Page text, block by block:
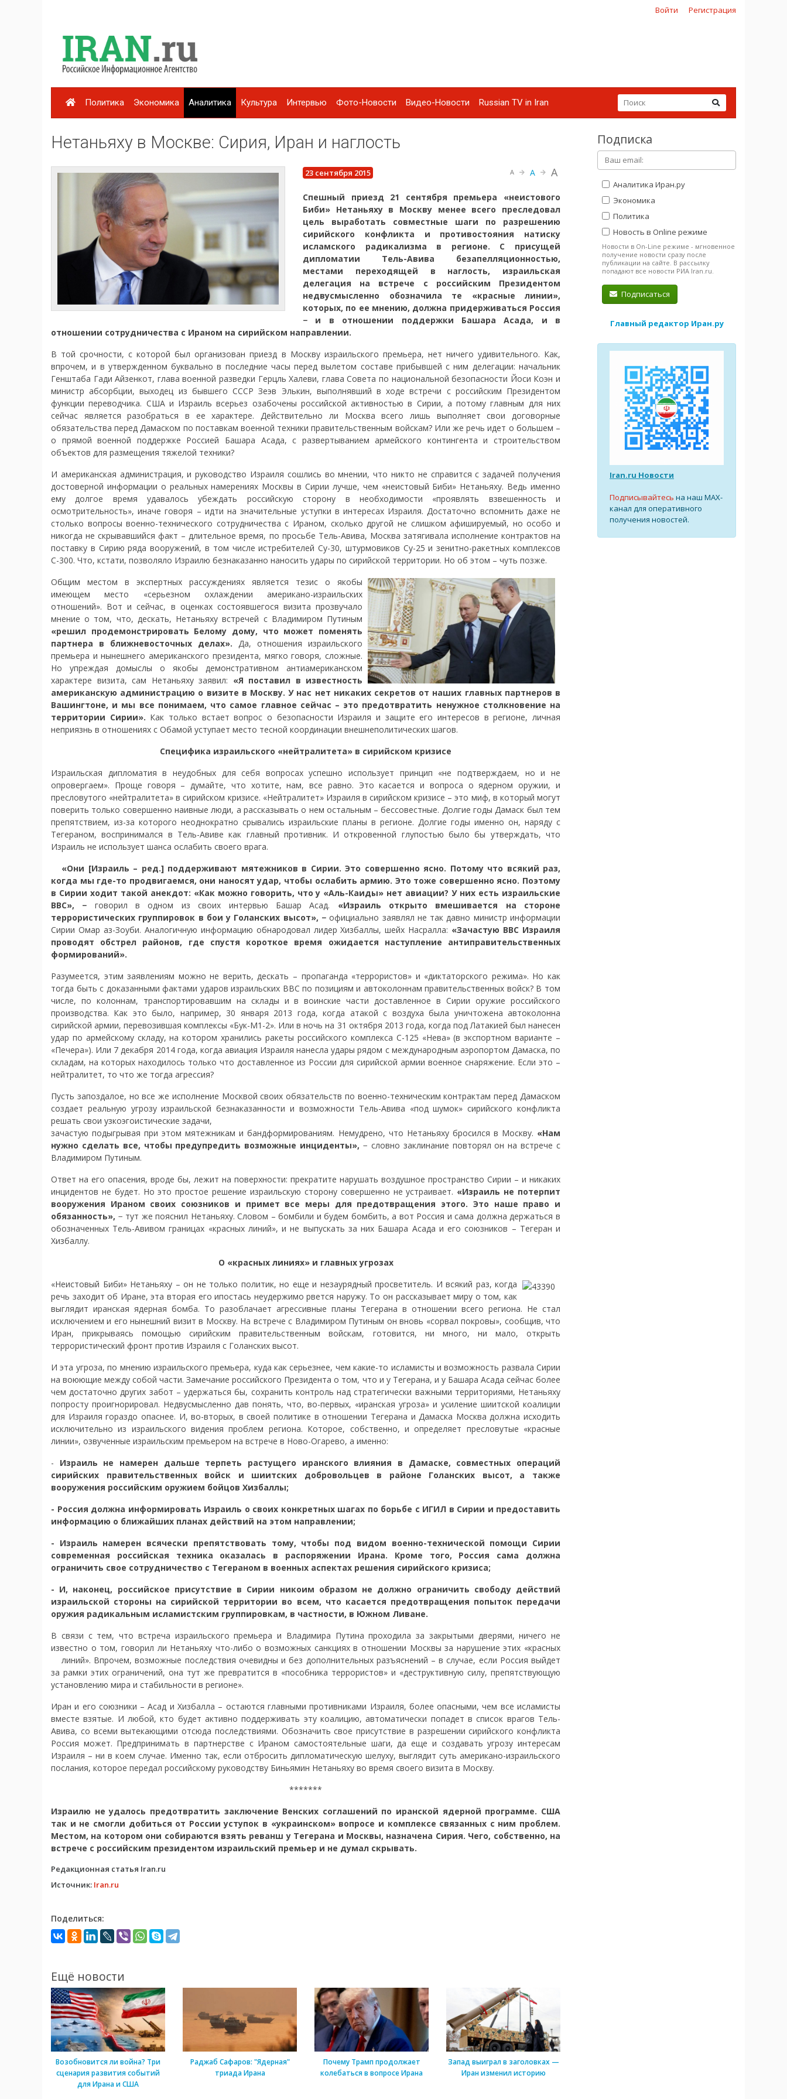
Войти Регистрация
Политика Экономика Аналитика Культура Интервью Фото-Новости Видео-Новости Russian TV in Iran
Нетаньяху в Москве: Сирия, Иран и наглость
23 сентября 2015 A A A
Спешный приезд 21 сентября премьера «неистового
Биби» Нетаньяху в Москву менее всего преследовал
цель выработать совместные шаги по разрешению
сирийского конфликта и противостояния натиску
исламского радикализма в регионе. С присущей
дипломатии Тель-Авива безапелляционностью,
местами переходящей в наглость, израильская
делегация на встрече с российским Президентом
недвусмысленно обозначила те «красные линии»,
которых, по ее мнению, должна придерживаться Россия
− и в отношении поддержки Башара Асада, и в
отношении сотрудничества с Ираном на сирийском направлении.
В той срочности, с которой был организован приезд в Москву израильского премьера, нет ничего удивительного. Как,
впрочем, и в утвержденном буквально в последние часы перед вылетом составе прибывшей с ним делегации: начальник
Генштаба Гади Айзенкот, глава военной разведки Герцль Халеви, глава Совета по национальной безопасности Йоси Коэн и
министр абсорбции, выходец из бывшего СССР Зеэв Элькин, выполнявший в ходе встречи с российским Президентом
функции переводчика. США и Израиль всерьез озабочены российской активностью в Сирии, а потому главным для них
сейчас является разобраться в ее характере. Действительно ли Москва всего лишь выполняет свои договорные
обязательства перед Дамаском по поставкам военной техники правительственным войскам? Или же речь идет о большем –
о прямой военной поддержке Россией Башара Асада, с развертыванием армейского контингента и строительством
объектов для размещения тяжелой техники?
И американская администрация, и руководство Израиля сошлись во мнении, что никто не справится с задачей получения
достоверной информации о реальных намерениях Москвы в Сирии лучше, чем «неистовый Биби» Нетаньяху. Ведь именно
ему долгое время удавалось убеждать российскую сторону в необходимости «проявлять взвешенность и
осмотрительность», иначе говоря – идти на значительные уступки в интересах Израиля. Достаточно вспомнить даже не
столько вопросы военно-технического сотрудничества с Ираном, сколько другой не слишком афишируемый, но особо и
никогда не скрывавшийся факт – длительное время, по просьбе Тель-Авива, Москва затягивала исполнение контрактов на
поставку в Сирию ряда вооружений, в том числе истребителей Су-30, штурмовиков Су-25 и зенитно-ракетных комплексов
С-300. Что, кстати, позволяло Израилю безнаказанно наносить удары по сирийской территории. Но об этом – чуть позже.
Общим местом в экспертных рассуждениях является тезис о якобы
имеющем место «серьезном охлаждении американо-израильских
отношений». Вот и сейчас, в оценках состоявшегося визита прозвучало
мнение о том, что, дескать, Нетаньяху встречей с Владимиром Путиным
«решил продемонстрировать Белому дому, что может поменять
партнера в ближневосточных делах». Да, отношения израильского
премьера и нынешнего американского президента, мягко говоря, сложные.
Но упреждая домыслы о якобы демонстративном антиамериканском
характере визита, сам Нетаньяху заявил: «Я поставил в известность
американскую администрацию о визите в Москву. У нас нет никаких секретов от наших главных партнеров в
Вашингтоне, и мы все понимаем, что самое главное сейчас – это предотвратить ненужное столкновение на
территории Сирии». Как только встает вопрос о безопасности Израиля и защите его интересов в регионе, личная
неприязнь в отношениях с Обамой уступает место тесной координации внешнеполитических шагов.
Специфика израильского «нейтралитета» в сирийском кризисе
Израильская дипломатия в неудобных для себя вопросах успешно использует принцип «не подтверждаем, но и не
опровергаем». Проще говоря – думайте, что хотите, нам, все равно. Это касается и вопроса о ядерном оружии, и
пресловутого «нейтралитета» в сирийском кризисе. «Нейтралитет» Израиля в сирийском кризисе – это миф, в который могут
поверить только совершенно наивные люди, а рассказывать о нем остальным – бессовестные. Долгие годы Дамаск был тем
препятствием, из-за которого неоднократно срывались израильские планы в регионе. Долгие годы именно он, наряду с
Тегераном, воспринимался в Тель-Авиве как главный противник. И откровенной глупостью было бы утверждать, что
Израиль не использует шанса ослабить своего врага.
«Они [Израиль – ред.] поддерживают мятежников в Сирии. Это совершенно ясно. Потому что всякий раз,
когда мы где-то продвигаемся, они наносят удар, чтобы ослабить армию. Это тоже совершенно ясно. Поэтому
в Сирии ходит такой анекдот: «Как можно говорить, что у «Аль-Каиды» нет авиации? У них есть израильские
ВВС», − говорил в одном из своих интервью Башар Асад. «Израиль открыто вмешивается на стороне
террористических группировок в бои у Голанских высот», − официально заявлял не так давно министр информации
Сирии Омар аз-Зоуби. Аналогичную информацию обнародовал лидер Хизбаллы, шейх Насралла: «Зачастую ВВС Израиля
проводят обстрел районов, где спустя короткое время ожидается наступление антиправительственных
формирований».
Разумеется, этим заявлениям можно не верить, дескать – пропаганда «террористов» и «диктаторского режима». Но как
тогда быть с доказанными фактами ударов израильских ВВС по позициям и автоколоннам правительственных войск? В том
числе, по колоннам, транспортировавшим на склады и в воинские части доставленное в Сирии оружие российского
производства. Как это было, например, 30 января 2013 года, когда атакой с воздуха была уничтожена автоколонна
сирийской армии, перевозившая комплексы «Бук-М1-2». Или в ночь на 31 октября 2013 года, когда под Латакией был нанесен
удар по армейскому складу, на котором хранились ракеты российского комплекса С-125 «Нева» (в экспортном варианте –
«Печера»). Или 7 декабря 2014 года, когда авиация Израиля нанесла удары рядом с международным аэропортом Дамаска, по
складам, на которых находилось только что доставленное из России для сирийской армии военное снаряжение. Если это –
нейтралитет, то что же тогда агрессия?
Пусть запоздалое, но все же исполнение Москвой своих обязательств по военно-техническим контрактам перед Дамаском
создает реальную угрозу израильской безнаказанности и возможности Тель-Авива «под шумок» сирийского конфликта
решать свои узкоэгоистические задачи,
зачастую подыгрывая при этом мятежникам и бандформированиям. Немудрено, что Нетаньяху бросился в Москву. «Нам
нужно сделать все, чтобы предупредить возможные инциденты», − словно заклинание повторял он на встрече с
Владимиром Путиным.
Ответ на его опасения, вроде бы, лежит на поверхности: прекратите нарушать воздушное пространство Сирии – и никаких
инцидентов не будет. Но это простое решение израильскую сторону совершенно не устраивает. «Израиль не потерпит
вооружения Ираном своих союзников и примет все меры для предотвращения этого. Это наше право и
обязанность», − тут же пояснил Нетаньяху. Словом – бомбили и будем бомбить, а вот Россия и сама должна держаться в
обозначенных Тель-Авивом границах «красных линий», и не выпускать за них Башара Асада и его союзников – Тегеран и
Хизбаллу.
О «красных линиях» и главных угрозах
«Неистовый Биби» Нетаньяху – он не только политик, но еще и незаурядный просветитель. И всякий раз, когда
речь заходит об Иране, эта вторая его ипостась неудержимо рвется наружу. То он рассказывает миру о том, как
выглядит иранская ядерная бомба. То разоблачает агрессивные планы Тегерана в отношении всего региона. Не стал
исключением и его нынешний визит в Москву. На встрече с Владимиром Путиным он вновь «сорвал покровы», сообщив, что
Иран, прикрываясь помощью сирийским правительственным войскам, готовится, ни много, ни мало, открыть
террористический фронт против Израиля с Голанских высот.
И эта угроза, по мнению израильского премьера, куда как серьезнее, чем какие-то исламисты и возможность развала Сирии
на воюющие между собой части. Замечание российского Президента о том, что и у Тегерана, и у Башара Асада сейчас более
чем достаточно других забот – удержаться бы, сохранить контроль над стратегически важными территориями, Нетаньяху
попросту проигнорировал. Недвусмысленно дав понять, что, во-первых, «иранская угроза» и усиление шиитской коалиции
для Израиля гораздо опаснее. И, во-вторых, в своей политике в отношении Тегерана и Дамаска Москва должна исходить
исключительно из израильского видения проблем региона. Которое, собственно, и определяет пресловутые «красные
линии», озвученные израильским премьером на встрече в Ново-Огарево, а именно:
- Израиль не намерен дальше терпеть растущего иранского влияния в Дамаске, совместных операций
сирийских правительственных войск и шиитских добровольцев в районе Голанских высот, а также
вооружения российским оружием бойцов Хизбаллы;
- Россия должна информировать Израиль о своих конкретных шагах по борьбе с ИГИЛ в Сирии и предоставить
информацию о ближайших планах действий на этом направлении;
- Израиль намерен всячески препятствовать тому, чтобы под видом военно-технической помощи Сирии
современная российская техника оказалась в распоряжении Ирана. Кроме того, Россия сама должна
ограничить свое сотрудничество с Тегераном в военных аспектах решения сирийского кризиса;
- И, наконец, российское присутствие в Сирии никоим образом не должно ограничить свободу действий
израильской стороны на сирийской территории во всем, что касается предотвращения попыток передачи
оружия радикальным исламистским группировкам, в частности, в Южном Ливане.
В связи с тем, что встреча израильского премьера и Владимира Путина проходила за закрытыми дверями, ничего не
известно о том, говорил ли Нетаньяху что-либо о возможных санкциях в отношении Москвы за нарушение этих «красных
линий». Впрочем, возможные последствия очевидны и без дополнительных разъяснений – в случае, если Россия выйдет
за рамки этих ограничений, она тут же превратится в «пособника террористов» и «деструктивную силу, препятствующую
установлению мира и стабильности в регионе».
Иран и его союзники – Асад и Хизбалла – остаются главными противниками Израиля, более опасными, чем все исламисты
вместе взятые. И любой, кто будет активно поддерживать эту коалицию, автоматически попадет в список врагов Тель-
Авива, со всеми вытекающими отсюда последствиями. Обозначить свое присутствие в разрешении сирийского конфликта
Россия может. Предпринимать в партнерстве с Ираном самостоятельные шаги, да еще и создавать угрозу интересам
Израиля – ни в коем случае. Именно так, если отбросить дипломатическую шелуху, выглядит суть американо-израильского
послания, которое передал российскому руководству Биньямин Нетаньяху во время своего визита в Москву.
*******
Израилю не удалось предотвратить заключение Венских соглашений по иранской ядерной программе. США
так и не смогли добиться от России уступок в «украинском» вопросе и комплексе связанных с ним проблем.
Местом, на котором они собираются взять реванш у Тегерана и Москвы, назначена Сирия. Чего, собственно, на
встрече с российским президентом израильский премьер и не думал скрывать.
Редакционная статья Iran.ru
Источник: Iran.ru
Поделиться:
Ещё новости
Возобновится ли война? Три
сценария развития событий
для Ирана и США
Раджаб Сафаров: "Ядерная"
триада Ирана
Почему Трамп продолжает
колебаться в вопросе Ирана
Запад выиграл в заголовках —
Иран изменил историю
Подписка
Аналитика Иран.ру
Экономика
Политика
Новость в Online режиме
Новости в On-Line режиме - мгновенное
получение новости сразу после
публикации на сайте. В рассылку
попадают все новости РИА Iran.ru.
Подписаться
Главный редактор Иран.ру
Iran.ru Новости
Подписывайтесь на наш MAX-
канал для оперативного
получения новостей.